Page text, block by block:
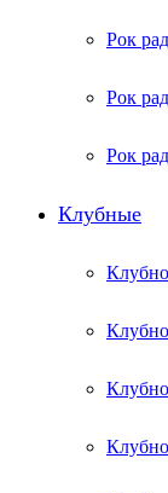
Рок
Рок
Рок
Клубные